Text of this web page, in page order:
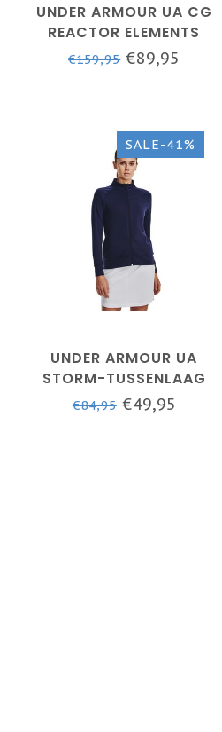
UNDER ARMOUR UA CG
REACTOR ELEMENTS
HYBRID JACKET-
€159,95€89,95
SALE-41%
UNDER ARMOUR UA
STORM-TUSSENLAAG
FZ-MIDNIGHT NAVY /
MIDNIGHT NAVY /
€84,95€49,95